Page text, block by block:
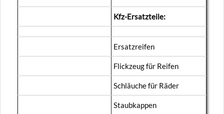
Kfz-Er­satz­tei­le:
Er­satz­rei­fen
Flick­zeug für Rei­fen
Schläu­che für Räder
Staub­kap­pen